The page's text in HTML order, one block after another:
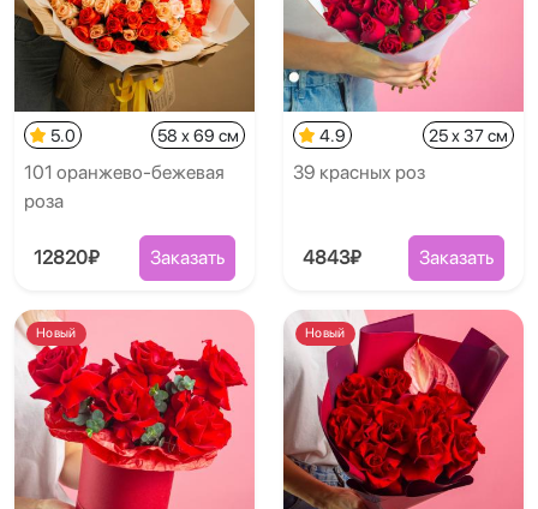
5.0 58 x 69 см
101 оранжево-бежевая
роза
12820₽ Заказать
4.9 25 x 37 см
39 красных роз
4843₽ Заказать
Новый Новый